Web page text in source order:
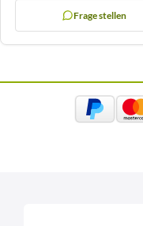
Frage stellen